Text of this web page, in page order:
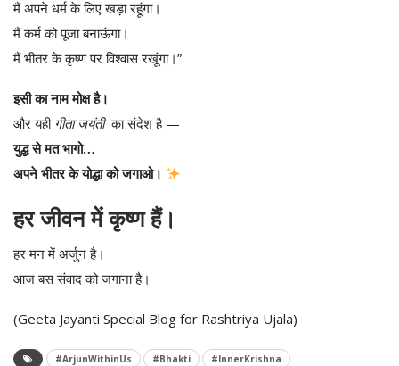
मैं अपने धर्म के लिए खड़ा रहूंगा।
मैं कर्म को पूजा बनाऊंगा।
मैं भीतर के कृष्ण पर विश्वास रखूंगा।”
इसी का नाम मोक्ष है।
और यही गीता जयंतीका संदेश है —
युद्ध से मत भागो…
अपने भीतर के योद्धा को जगाओ।
हर जीवन में कृष्ण हैं।
हर मन में अर्जुन है।
आज बस संवाद को जगाना है।
(Geeta Jayanti Special Blog for Rashtriya Ujala)
#ArjunWithinUs #Bhakti
#InnerKrishna